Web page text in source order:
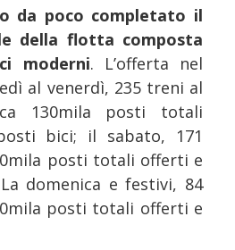
da poco completato il
della flotta composta
moderni. L’offerta nel
al venerdì, 235 treni al
130mila posti totali
bici; il sabato, 171
posti totali offerti e
domenica e festivi, 84
posti totali offerti e